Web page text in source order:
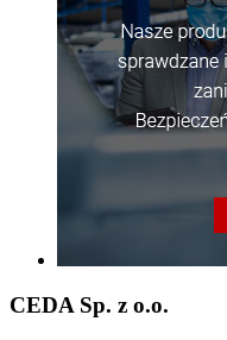
CEDA Sp. z o.o.